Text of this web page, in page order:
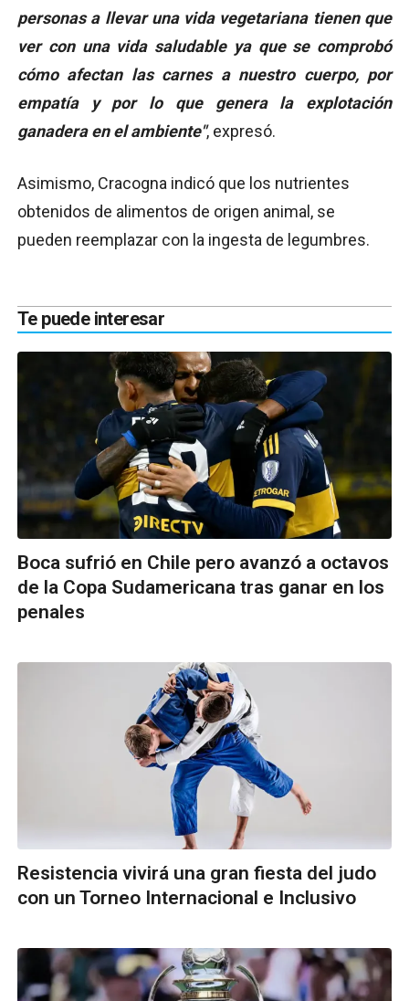
personas a llevar una vida vegetariana tienen que
ver con una vida saludable ya que se comprobó
cómo afectan las carnes a nuestro cuerpo, por
empatía y por lo que genera la explotación
ganadera en el ambiente", expresó.
Asimismo, Cracogna indicó que los nutrientes
obtenidos de alimentos de origen animal, se
pueden reemplazar con la ingesta de legumbres.
Te puede interesar
Boca sufrió en Chile pero avanzó a octavos
de la Copa Sudamericana tras ganar en los
penales
Resistencia vivirá una gran fiesta del judo
con un Torneo Internacional e Inclusivo